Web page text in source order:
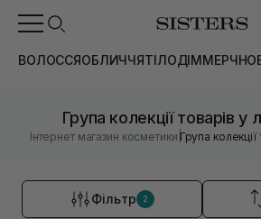
ВОЛОССЯОБЛИЧЧЯТІЛОДІММЕРЧ
Група колекції товарів у
Інтернет магазин косметики |Група колекції
Фільтр 2